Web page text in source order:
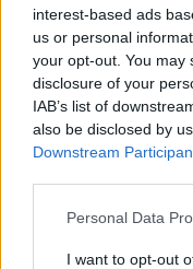
interest-based ads
us or personal
your opt-out. You may
disclosure of your
IAB’s list of
also be disclosed by
Downstream
Personal Data
I want to opt-out
nyer. Aki nem
szimplán arra
boldogulását
mikor okos
ben levonultak
Aztán jött a
Válasz